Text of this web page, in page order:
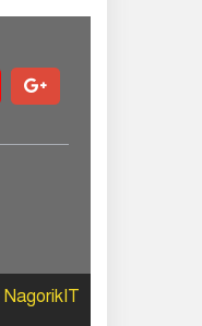
NagorikIT